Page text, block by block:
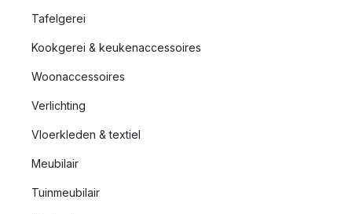
Tafelgerei
Kookgerei & keukenaccessoires
Woonaccessoires
Verlichting
Vloerkleden & textiel
Meubilair
Tuinmeubilair